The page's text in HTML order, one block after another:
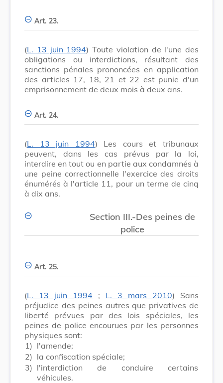
Art. 23.
(L. 13 juin 1994) Toute violation de l'une des
obligations ou interdictions, résultant des
sanctions pénales prononcées en application
des articles 17, 18, 21 et 22 est punie d'un
emprisonnement de deux mois à deux ans.
Art. 24.
(L. 13 juin 1994) Les cours et tribunaux
peuvent, dans les cas prévus par la loi,
interdire en tout ou en partie aux condamnés à
une peine correctionnelle l'exercice des droits
énumérés à l'article 11, pour un terme de cinq
à dix ans.
Section III.-Des peines de
police
Art. 25.
(L. 13 juin 1994 ; L. 3 mars 2010) Sans
préjudice des peines autres que privatives de
liberté prévues par des lois spéciales, les
peines de police encourues par les personnes
physiques sont:
1) l'amende;
2) la confiscation spéciale;
3) l'interdiction de conduire certains
véhicules.